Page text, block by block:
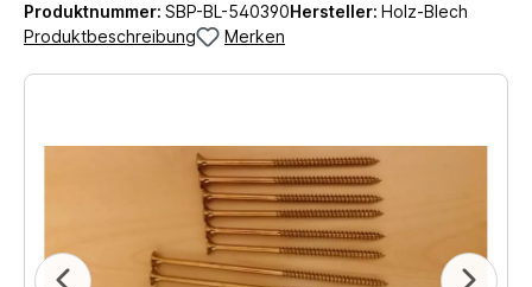
Produktnummer: SBP-BL-540390Hersteller: Holz-Blech
Produktbeschreibung
Merken